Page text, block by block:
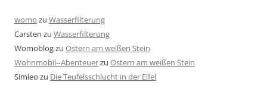
womo zu Wasserfilterung
Carsten zu Wasserfilterung
Womoblogzu Ostern am weißen Stein
Wohnmobil--Abenteuerzu Ostern am weißen Stein
Simleo zu Die Teufelsschlucht in der Eifel